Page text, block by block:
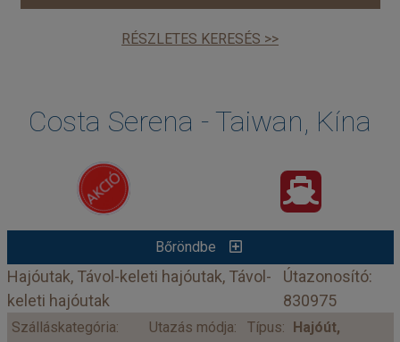
RÉSZLETES KERESÉS >>
Costa Serena - Taiwan, Kína
Bőröndbe
Hajóutak, Távol-keleti hajóutak, Távol-
keleti hajóutak
Útazonosító:
830975
Szálláskategória:
Utazás módja:
Típus: Hajóút,